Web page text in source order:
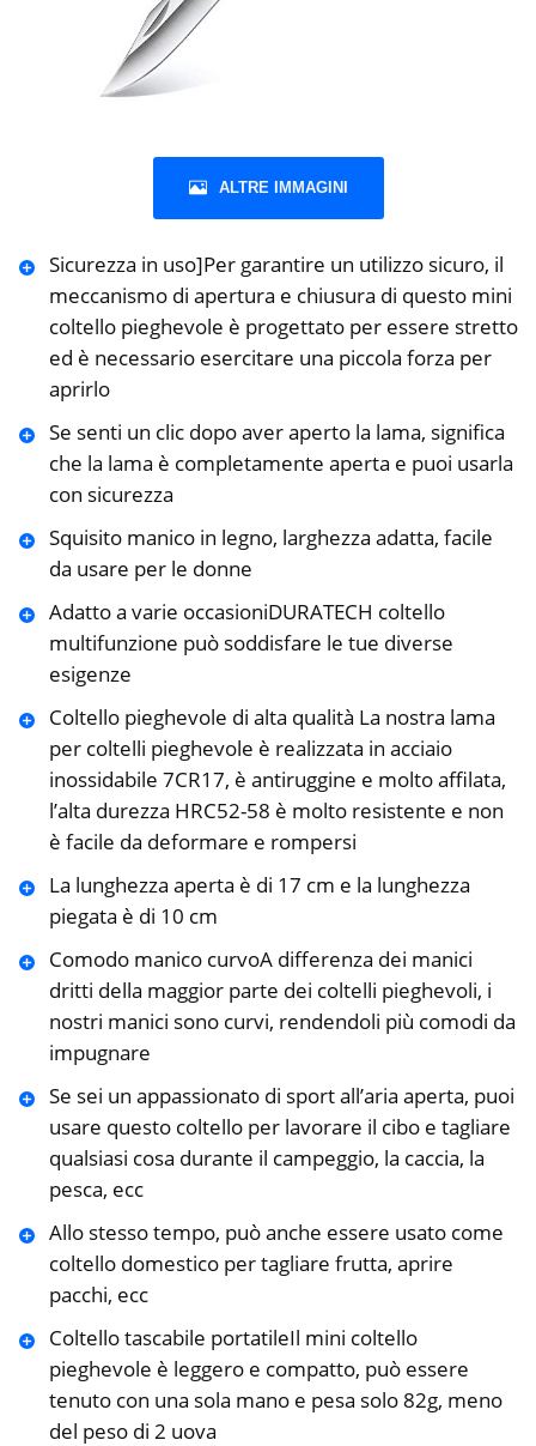
ALTRE IMMAGINI
Sicurezza in uso]Per garantire un utilizzo sicuro, il
meccanismo di apertura e chiusura di questo mini
coltello pieghevole è progettato per essere stretto
ed è necessario esercitare una piccola forza per
aprirlo
Se senti un clic dopo aver aperto la lama, significa
che la lama è completamente aperta e puoi usarla
con sicurezza
Squisito manico in legno, larghezza adatta, facile
da usare per le donne
Adatto a varie occasioniDURATECH coltello
multifunzione può soddisfare le tue diverse
esigenze
Coltello pieghevole di alta qualità La nostra lama
per coltelli pieghevole è realizzata in acciaio
inossidabile 7CR17, è antiruggine e molto affilata,
l’alta durezza HRC52-58 è molto resistente e non
è facile da deformare e rompersi
La lunghezza aperta è di 17 cm e la lunghezza
piegata è di 10 cm
Comodo manico curvoA differenza dei manici
dritti della maggior parte dei coltelli pieghevoli, i
nostri manici sono curvi, rendendoli più comodi da
impugnare
Se sei un appassionato di sport all’aria aperta, puoi
usare questo coltello per lavorare il cibo e tagliare
qualsiasi cosa durante il campeggio, la caccia, la
pesca, ecc
Allo stesso tempo, può anche essere usato come
coltello domestico per tagliare frutta, aprire
pacchi, ecc
Coltello tascabile portatileIl mini coltello
pieghevole è leggero e compatto, può essere
tenuto con una sola mano e pesa solo 82g, meno
del peso di 2 uova